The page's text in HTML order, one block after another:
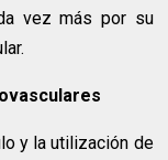
vez más por su
y la utilización de